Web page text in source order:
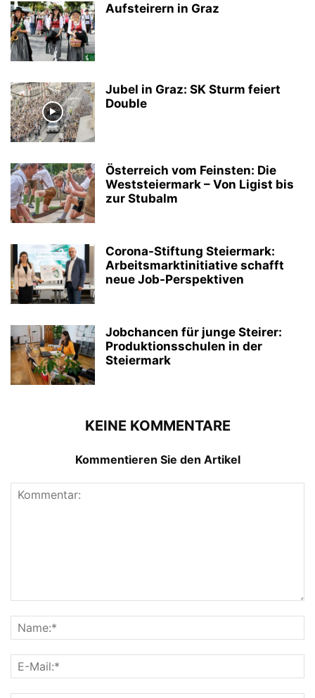
Aufsteirern in Graz
Jubel in Graz: SK Sturm feiert
Double
Österreich vom Feinsten: Die
Weststeiermark – Von Ligist bis
zur Stubalm
Corona-Stiftung Steiermark:
Arbeitsmarktinitiative schafft
neue Job-Perspektiven
Jobchancen für junge Steirer:
Produktionsschulen in der
Steiermark
KEINE KOMMENTARE
Kommentieren Sie den Artikel